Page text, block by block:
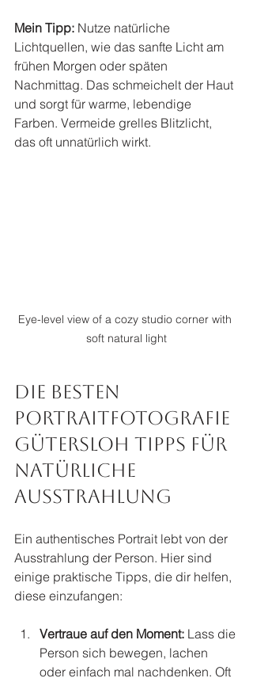
Mein Tipp: Nutze natürliche
Lichtquellen, wie das sanfte Licht am
frühen Morgen oder späten
Nachmittag. Das schmeichelt der Haut
und sorgt für warme, lebendige
Farben. Vermeide grelles Blitzlicht,
das oft unnatürlich wirkt.
Eye-level view of a cozy studio corner with
soft natural light
Die besten
Portraitfotografie
Gütersloh Tipps für
natürliche
Ausstrahlung
Ein authentisches Portrait lebt von der
Ausstrahlung der Person. Hier sind
einige praktische Tipps, die dir helfen,
diese einzufangen:
Vertraue auf den Moment: Lass die
Person sich bewegen, lachen
oder einfach mal nachdenken. Oft